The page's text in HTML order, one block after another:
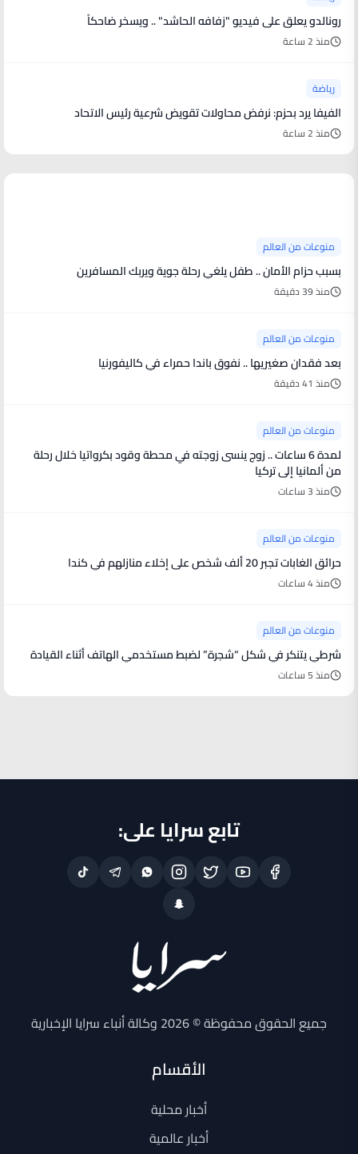
رونالدو يعلق على فيديو "زفافه الحاشد" .. ويسخر ضاحكاً
منذ 2 ساعة
رياضة
الفيفا يرد بحزم: نرفض محاولات تقويض شرعية رئيس الاتحاد
منذ 2 ساعة
منوعات من العالم
بسبب حزام الأمان .. طفل يلغي رحلة جوية ويربك المسافرين
منذ 39 دقيقة
منوعات من العالم
بعد فقدان صغيريها .. نفوق باندا حمراء في كاليفورنيا
منذ 41 دقيقة
منوعات من العالم
لمدة 6 ساعات .. زوج ينسى زوجته في محطة وقود بكرواتيا خلال رحلة
من ألمانيا إلى تركيا
منذ 3 ساعات
منوعات من العالم
حرائق الغابات تجبر 20 ألف شخص على إخلاء منازلهم في كندا
منذ 4 ساعات
منوعات من العالم
شرطي يتنكر في شكل “شجرة” لضبط مستخدمي الهاتف أثناء القيادة
منذ 5 ساعات
تابع سرايا على:
جميع الحقوق محفوظة © 2026 وكالة أنباء سرايا الإخبارية
الأقسام
أخبار محلية
أخبار عالمية